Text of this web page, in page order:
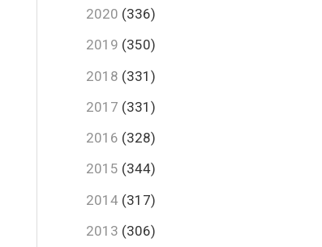
2020 (336)
2019 (350)
2018 (331)
2017 (331)
2016 (328)
2015 (344)
2014 (317)
2013 (306)